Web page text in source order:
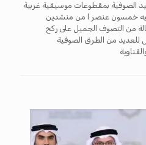
الصوفية بمقطوعات موسيقية غربية
فيه خمسون عنصر ا من منشدين
من التصوف الجميل على ركح
للعديد من الطرق الصوفية